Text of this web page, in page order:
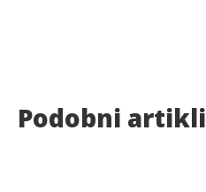
Podobni artikli